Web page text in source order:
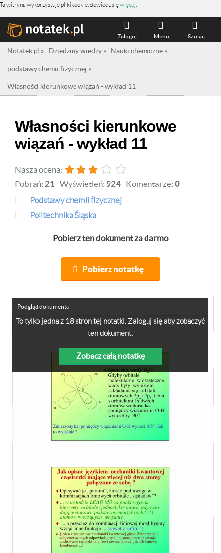
Ta witryna wykorzystuje pliki cookie, dowiedz sięwięcej
Szukaj
Menu
Zaloguj
Notatek.pl » Dziedziny wiedzy » Nauki chemiczne »
podstawy chemii fizycznej »
Własności kierunkowe wiązań - wykład 11
Własności kierunkowe
wiązań - wykład 11
Nasza ocena:
Pobrań: 21 Wyświetleń: 924 Komentarze: 0
podstawy chemii fizycznej
Politechnika Śląska
Pobierz ten dokument za darmo
Pobierz notatkę
To tylko jedna z 18 stron tej notatki. Zaloguj się aby zobaczyć
ten dokument.
Zobacz całą notatkę
Podgląd dokumentu